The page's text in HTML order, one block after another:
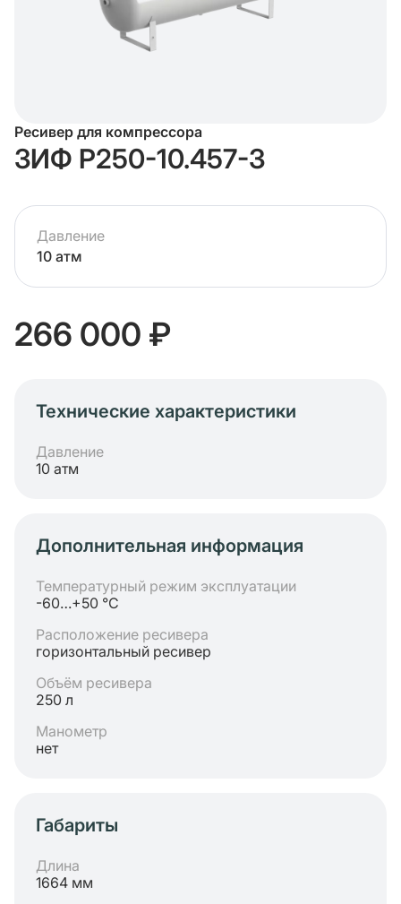
Ресивер для компрессора
ЗИФ Р250-10.457-3
Давление
10 атм
266 000 ₽
Технические характеристики
Давление
10 атм
Дополнительная информация
Температурный режим эксплуатации
-60…+50 °C
Расположение ресивера
горизонтальный ресивер
Объём ресивера
250 л
Манометр
нет
Габариты
Длина
1664 мм